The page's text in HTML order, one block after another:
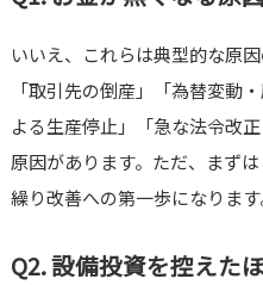
いいえ、これらは典型的な原
「取引先の倒産」「為替変動
よる生産停止」「急な法令改
原因があります。ただ、まず
繰り改善への第一歩になります
Q2. 設備投資を控えた